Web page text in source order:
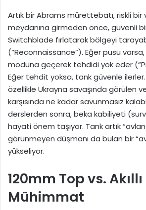
Artık bir Abrams mürettebatı, riskli
meydanına girmeden önce, güvenli
Switchblade fırlatarak bölgeyi
(“Reconnaissance”). Eğer pusu
moduna geçerek tehdidi yok eder
Eğer tehdit yoksa, tank güvenle
özellikle Ukrayna savaşında görülen
karşısında ne kadar savunmasız
derslerden sonra, beka kabiliyeti
hayati önem taşıyor. Tank artık
görünmeyen düşmanı da bulan bir
yükseliyor.
120mm Top vs. Akıllı
Mühimmat